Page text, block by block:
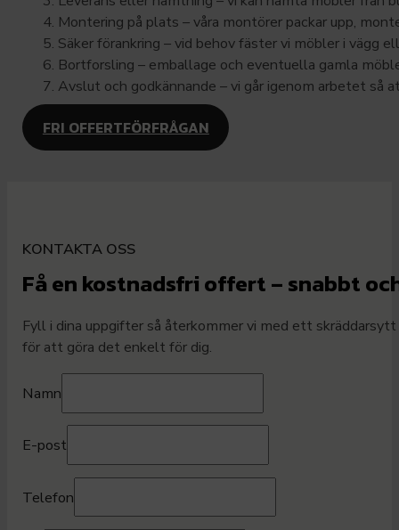
Montering på plats – våra montörer packar upp,
Säker förankring – vid behov fäster vi möbler i vägg
Bortforsling – emballage och eventuella gamla
Avslut och godkännande – vi går igenom arbetet så
FRI OFFERTFÖRFRÅGAN
KONTAKTA OSS
Få en kostnadsfri offert – snabbt
Fyll i dina uppgifter så återkommer vi med ett
för att göra det enkelt för dig.
Namn
E-post
Telefon